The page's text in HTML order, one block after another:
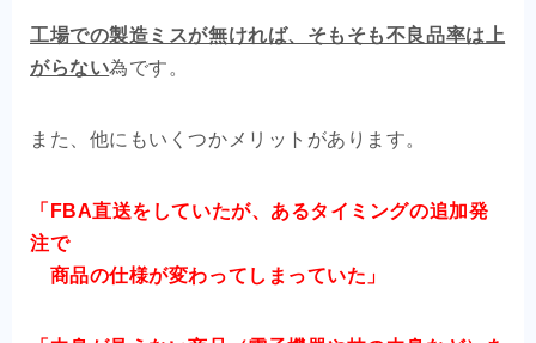
工場での製造ミスが無ければ、そもそも不良品率は上
がらない為です。
また、他にもいくつかメリットがあります。
「FBA直送をしていたが、あるタイミングの追加発
注で
商品の仕様が変わってしまっていた」